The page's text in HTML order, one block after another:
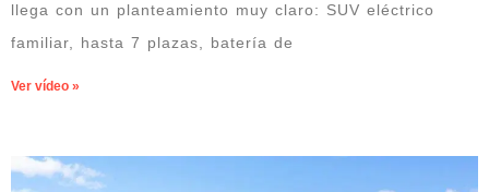
llega con un planteamiento muy claro: SUV eléctrico
familiar, hasta 7 plazas, batería de
Ver vídeo »